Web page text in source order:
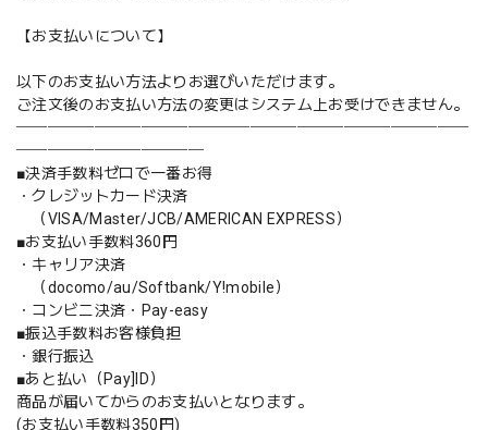
【お支払いについて】
以下のお支払い方法よりお選びいただけます。
ご注文後のお支払い方法の変更はシステム上お受けできません。
─────────────────────────────
────────────
■決済手数料ゼロで一番お得
・クレジットカード決済
（VISA/Master/JCB/AMERICAN EXPRESS）
■お支払い手数料360円
・キャリア決済
（docomo/au/Softbank/Y!mobile）
・コンビニ決済・Pay-easy
■振込手数料お客様負担
・銀行振込
■あと払い（Pay]ID）
商品が届いてからのお支払いとなります。
(お支払い手数料350円)